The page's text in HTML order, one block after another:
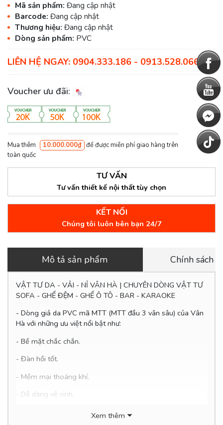
Mã sản phẩm: Đang cập nhật
Barcode: Đang cập nhật
Thương hiệu: Đang cập nhật
Dòng sản phẩm: PVC
LIÊN HỆ NGAY: 0904.333.186 - 0913.528.066
Voucher ưu đãi:
Mua thêm 10.000.000₫ để được miễn phí giao hàng trên
toàn quốc
TƯ VẤN
Tư vấn thiết kế nội thất tùy chọn
KẾT NỐI
Chúng tôi luôn bên bạn 24/7
Mô tả sản phẩm Chính sách
VẬT TƯ DA - VẢI - NỈ VÂN HÀ | CHUYÊN DÒNG VẬT TƯ
SOFA - GHẾ ĐỆM - GHẾ Ô TÔ - BAR - KARAOKE
- Dòng giả da PVC mã MTT (MTT đầu 3 vân sâu) của Vân
Hà với những ưu việt nổi bật như:
- Bề mặt chắc chắn.
- Đàn hồi tốt.
- Mềm mại thoáng khí.
- Dễ dàng vệ sinh.
- Thân thiện với môi trường.Xem thêm